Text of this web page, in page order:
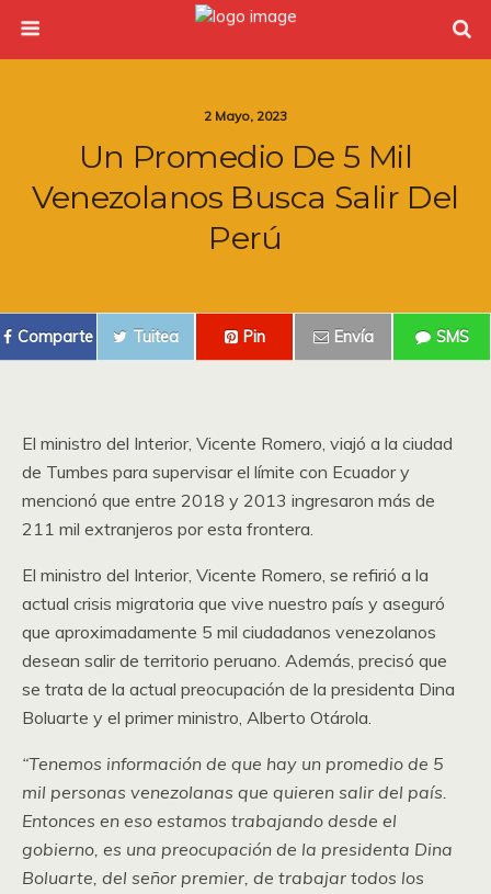
2 Mayo, 2023
Un Promedio De 5 Mil
Venezolanos Busca Salir Del
Perú
Comparte Tuitea Pin Envía SMS
El ministro del Interior, Vicente Romero, viajó a la ciudad
de Tumbes para supervisar el límite con Ecuador y
mencionó que entre 2018 y 2013 ingresaron más de
211 mil extranjeros por esta frontera.
El ministro del Interior, Vicente Romero, se refirió a la
actual crisis migratoria que vive nuestro país y aseguró
que aproximadamente 5 mil ciudadanos venezolanos
desean salir de territorio peruano. Además, precisó que
se trata de la actual preocupación de la presidenta Dina
Boluarte y el primer ministro, Alberto Otárola.
“Tenemos información de que hay un promedio de 5
mil personas venezolanas que quieren salir del país.
Entonces en eso estamos trabajando desde el
gobierno, es una preocupación de la presidenta Dina
Boluarte, del señor premier, de trabajar todos los